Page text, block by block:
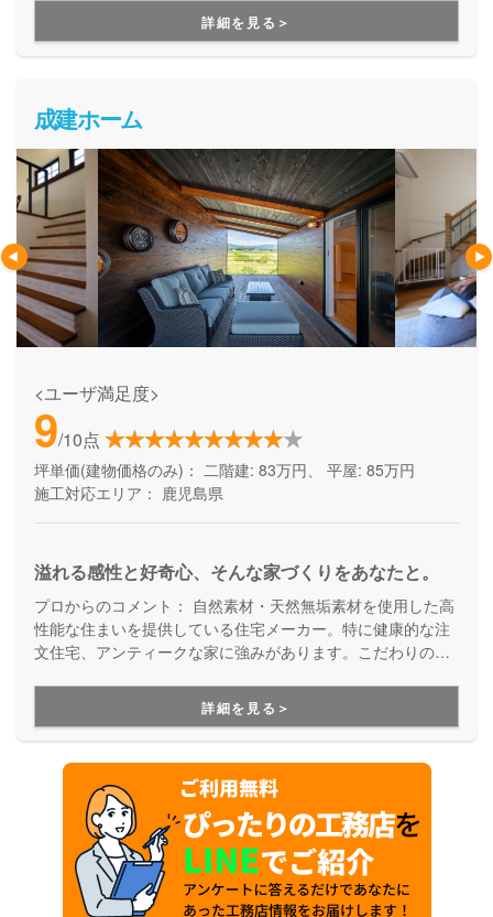
しています。土地探しやローンのご相談からお任せくださ
い。
詳細を見る＞
成建ホーム
<ユーザ満足度>
9/10点
坪単価(建物価格のみ)： 二階建: 83万円、 平屋: 85万円
施工対応エリア： 鹿児島県
溢れる感性と好奇心、そんな家づくりをあなたと。
プロからのコメント： 自然素材・天然無垢素材を使用した高
性能な住まいを提供している住宅メーカー。特に健康的な注
文住宅、アンティークな家に強みがあります。こだわりの趣
めです。災害にも強く安心安全、納得の住まいが実現しま
詳細を見る＞